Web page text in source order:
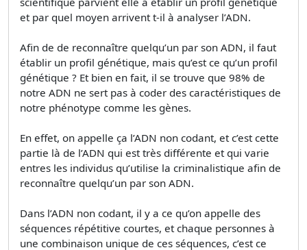
et par quel moyen arrivent t-il à analyser l’ADN.
Afin de de reconnaître quelqu’un par son ADN, il faut
établir un profil génétique, mais qu’est ce qu’un profil
génétique ? Et bien en fait, il se trouve que 98% de
notre ADN ne sert pas à coder des caractéristiques de
notre phénotype comme les gènes.
En effet, on appelle ça l’ADN non codant, et c’est cette
partie là de l’ADN qui est très différente et qui varie
entres les individus qu’utilise la criminalistique afin de
reconnaître quelqu’un par son ADN.
Dans l’ADN non codant, il y a ce qu’on appelle des
séquences répétitive courtes, et chaque personnes à
une combinaison unique de ces séquences, c’est ce